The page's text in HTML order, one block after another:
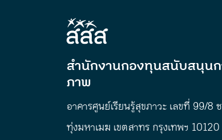
สำนักงานกองทุนสนับสนุนก
ภาพ
อาคารศูนย์เรียนรู้สุขภาวะ เลขที่ 99/8
ทุ่งมหาเมฆ เขตสาทร กรุงเทพฯ